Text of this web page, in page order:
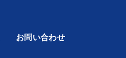
お問い合わせ